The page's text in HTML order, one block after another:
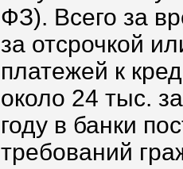
ФЗ). Всего за
за отсрочкой
платежей к
около 24 тыс.
году в банки
требований